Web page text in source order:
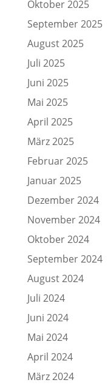
Oktober 2025
September 2025
August 2025
Juli 2025
Juni 2025
Mai 2025
April 2025
März 2025
Februar 2025
Januar 2025
Dezember 2024
November 2024
Oktober 2024
September 2024
August 2024
Juli 2024
Juni 2024
Mai 2024
April 2024
März 2024